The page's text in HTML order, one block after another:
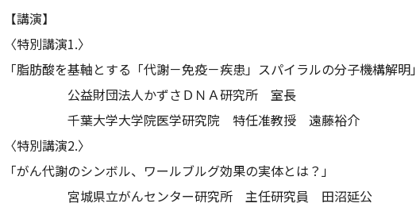
【講演】
〈特別講演1.〉
「脂肪酸を基軸とする「代謝－免疫－疾患」スパイラルの分子機構解明」
公益財団法人かずさＤＮＡ研究所 室長
千葉大学大学院医学研究院 特任准教授 遠藤裕介
〈特別講演2.〉
「がん代謝のシンボル、ワールブルグ効果の実体とは？」
宮城県立がんセンター研究所 主任研究員 田沼延公